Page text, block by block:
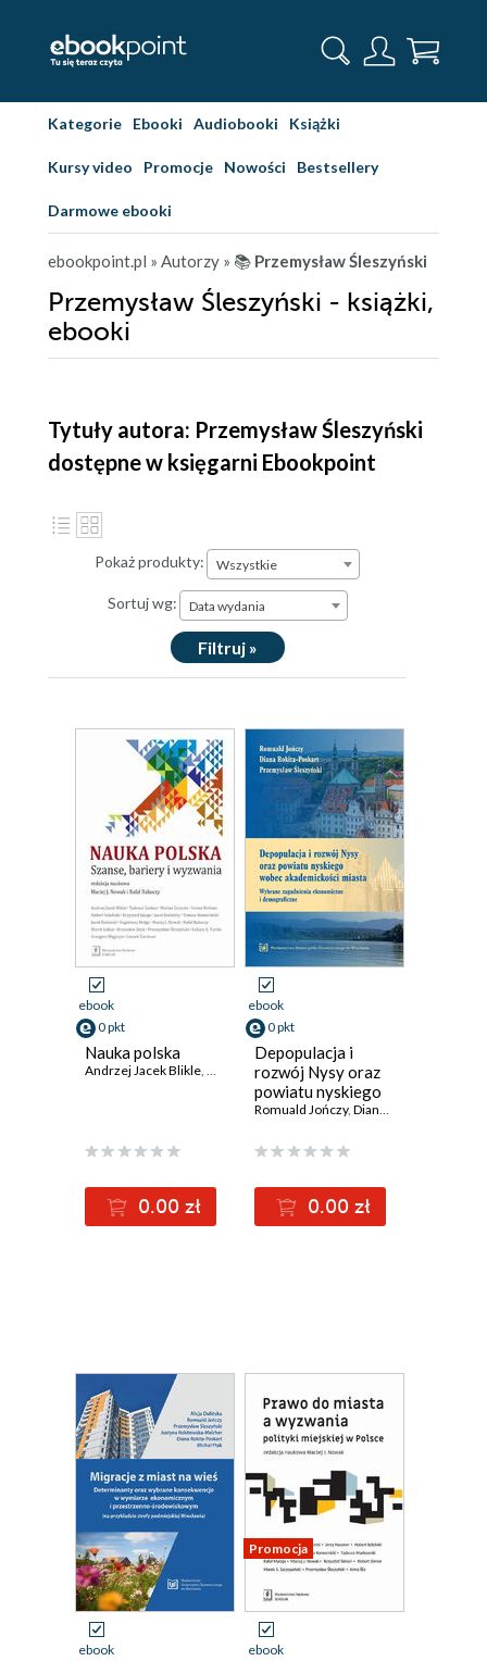
Kategorie Ebooki Audiobooki Książki
Kursy video Promocje Nowości Bestsellery
Darmowe ebooki
ebookpoint.pl » Autorzy » 📚 Przemysław Śleszyński
Przemysław Śleszyński - książki,
ebooki
Tytuły autora: Przemysław Śleszyński
dostępne w księgarni Ebookpoint
Pokaż produkty: Wszystkie
Sortuj wg: Data wydania
Filtruj »
ebook
0 pkt
Nauka polska
Andrzej Jacek Blikle, Tadeusz Gadacz, Marian Gorynia
0.00 zł
ebook
0 pkt
Depopulacja i
rozwój Nysy oraz
powiatu nyskiego
wobec
miasta. Wybrane
ekonomiczne i
demograficzne
Romuald Jończy, Diana Rokita-Poskart
0.00 zł
ebook
Promocja
ebook